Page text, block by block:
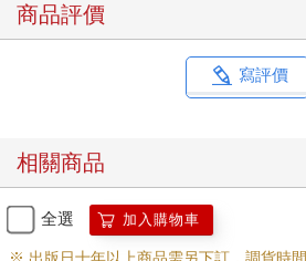
商品評價
寫評價
相關商品
全選 加入購物車
※ 出版日十年以上商品需另下訂，調貨時